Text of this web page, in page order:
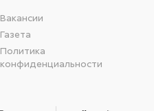
Вакансии
Газета
Политика
конфиденциальности